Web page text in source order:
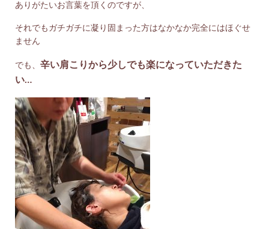
ありがたいお言葉を頂くのですが、
それでもガチガチに凝り固まった方はなかなか完全にはほぐせ
ません
でも、 辛い肩こりから少しでも楽になっていただきた
い…